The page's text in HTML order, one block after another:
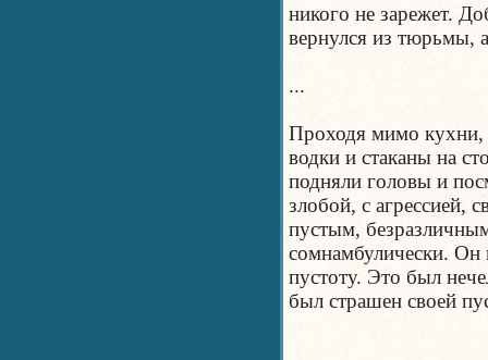
никого не зарежет.
вернулся из тюрьмы,
...
Проходя мимо кухни,
водки и стаканы на
подняли головы и
злобой, с агрессией,
пустым,
сомнамбулически. Он
пустоту. Это был
был страшен своей